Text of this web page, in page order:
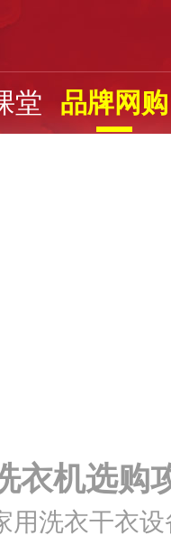
堂 品牌网购
衣机选购
设备推荐
筒洗衣机怎